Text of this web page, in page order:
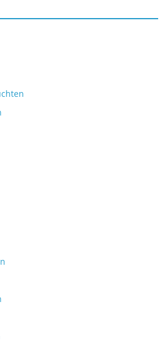
Juli 2025